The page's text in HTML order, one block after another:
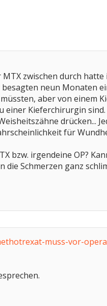
zwischen durch
neun Monaten
aber von einem
Kieferchirurgin
drücken...
für
bzw. irgendeine OP?
Schmerzen ganz
muss-vor-